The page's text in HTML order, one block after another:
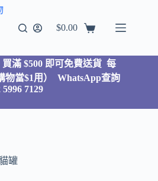
$0.00
買滿 $500 即可免費送貨 每
物當$1用）WhatsApp查詢
5996 7129
罐